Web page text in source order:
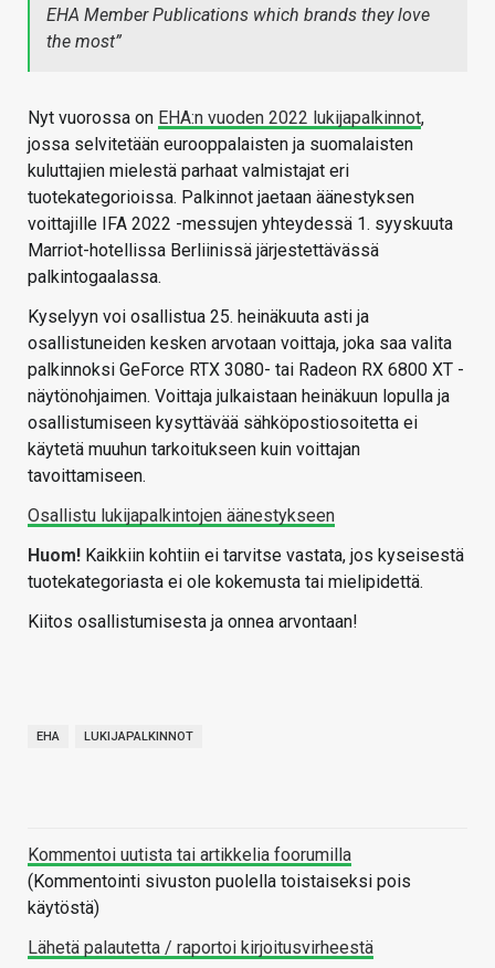
EHA Member Publications which brands they love
the most”
Nyt vuorossa on EHA:n vuoden 2022 lukijapalkinnot,
jossa selvitetään eurooppalaisten ja suomalaisten
kuluttajien mielestä parhaat valmistajat eri
tuotekategorioissa. Palkinnot jaetaan äänestyksen
voittajille IFA 2022 -messujen yhteydessä 1. syyskuuta
Marriot-hotellissa Berliinissä järjestettävässä
palkintogaalassa.
Kyselyyn voi osallistua 25. heinäkuuta asti ja
osallistuneiden kesken arvotaan voittaja, joka saa valita
palkinnoksi GeForce RTX 3080- tai Radeon RX 6800 XT -
näytönohjaimen. Voittaja julkaistaan heinäkuun lopulla ja
osallistumiseen kysyttävää sähköpostiosoitetta ei
käytetä muuhun tarkoitukseen kuin voittajan
tavoittamiseen.
Osallistu lukijapalkintojen äänestykseen
Huom! Kaikkiin kohtiin ei tarvitse vastata, jos kyseisestä
tuotekategoriasta ei ole kokemusta tai mielipidettä.
Kiitos osallistumisesta ja onnea arvontaan!
EHA LUKIJAPALKINNOT
Kommentoi uutista tai artikkelia foorumilla
(Kommentointi sivuston puolella toistaiseksi pois
käytöstä)
Lähetä palautetta / raportoi kirjoitusvirheestä